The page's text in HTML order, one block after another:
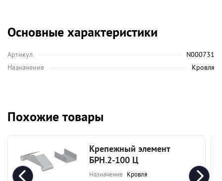
Основные характеристики
Артикул
N000731
Назначение
Кровля
Похожие товары
Крепежный элемент
БРН.2-100 Ц
Назначение Кровля